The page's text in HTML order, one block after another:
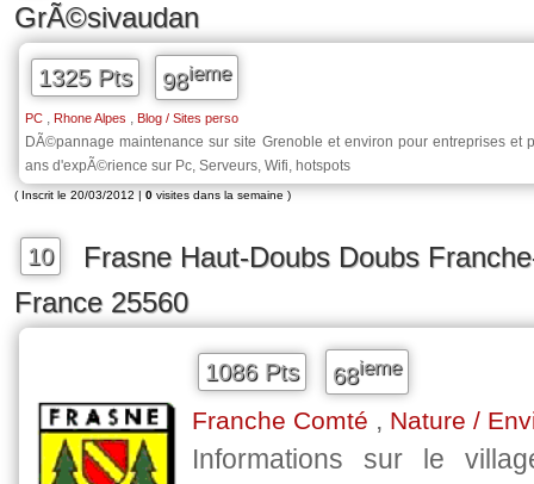
GrÃ©sivaudan
1325 Pts 98ieme
PC Rhone Alpes Blog / Sites perso
DÃ©pannage maintenance sur site Grenoble et environ pour entreprises et
ans d'expÃ©rience sur Pc, Serveurs, Wifi, hotspots
( Inscrit le 20/03/2012 | 0 visites dans la semaine )
10
Frasne Haut-Doubs Doubs
France 25560
1086 Pts 68ieme
Franche Comté , Nature /
Informations sur le